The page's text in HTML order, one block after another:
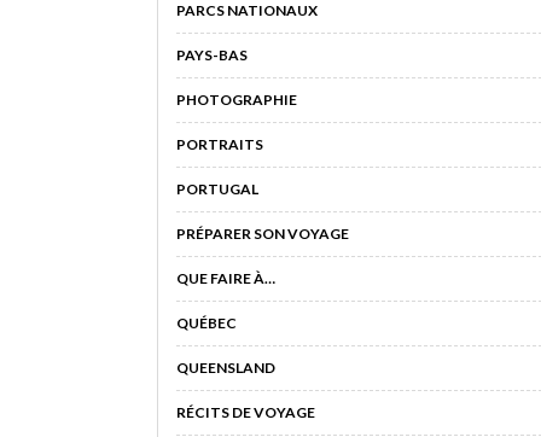
PARCS NATIONAUX
PAYS-BAS
PHOTOGRAPHIE
PORTRAITS
PORTUGAL
PRÉPARER SON VOYAGE
QUE FAIRE À…
QUÉBEC
QUEENSLAND
RÉCITS DE VOYAGE